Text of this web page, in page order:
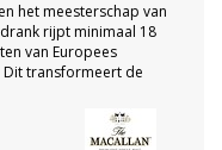
het meesterschap van
rijpt minimaal 18
van Europees
transformeert de